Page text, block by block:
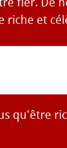
riche et
qu'être